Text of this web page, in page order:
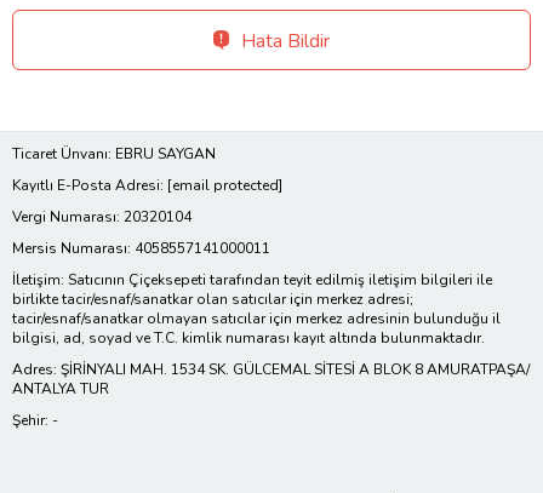
Hata Bildir
Ticaret Ünvanı: EBRU SAYGAN
Kayıtlı E-Posta Adresi: [email protected]
Vergi Numarası: 20320104
Mersis Numarası: 4058557141000011
İletişim: Satıcının Çiçeksepeti tarafından teyit edilmiş iletişim bilgileri ile
birlikte tacir/esnaf/sanatkar olan satıcılar için merkez adresi;
tacir/esnaf/sanatkar olmayan satıcılar için merkez adresinin bulunduğu il
bilgisi, ad, soyad ve T.C. kimlik numarası kayıt altında bulunmaktadır.
Adres: ŞİRİNYALI MAH. 1534 SK. GÜLCEMAL SİTESİ A BLOK 8 AMURATPAŞA/
ANTALYA TUR
Şehir: -